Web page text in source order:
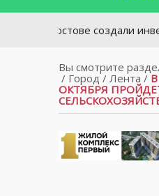
В Ростове создали
Вы смотрите
/ Город/ Лента /
ОКТЯБРЯ